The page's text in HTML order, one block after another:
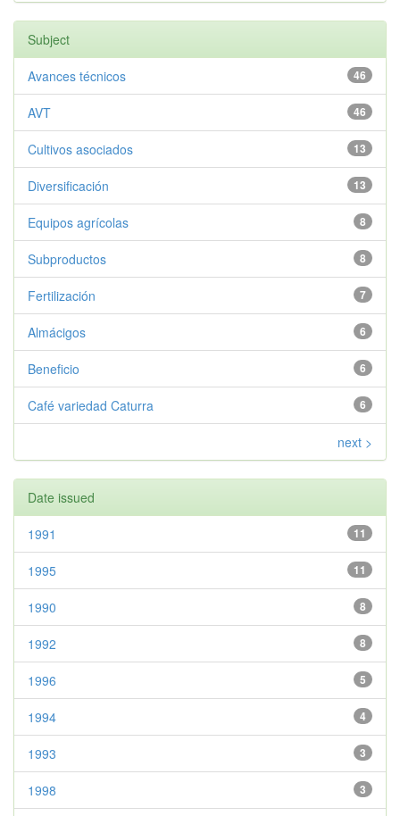
Subject
46
Avances técnicos
46
AVT
13
Cultivos asociados
13
Diversificación
8
Equipos agrícolas
8
Subproductos
7
Fertilización
6
Almácigos
6
Beneficio
6
Café variedad Caturra
next >
Date issued
11
1991
11
1995
8
1990
8
1992
5
1996
4
1994
3
1993
3
1998